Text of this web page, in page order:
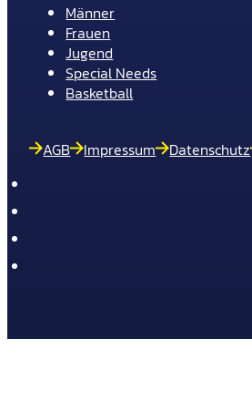
Männer
Frauen
Jugend
Special Needs
Basketball
AGB Impressum Datenschutz